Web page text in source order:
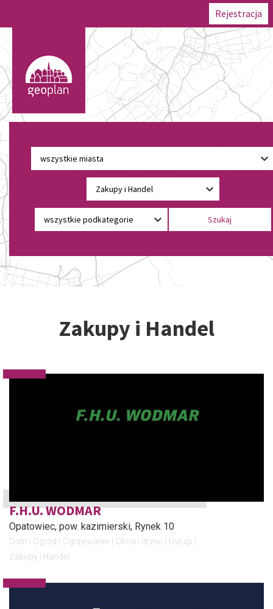
Rejestracja
Zakupy i Handel
F.H.U. WODMAR
Opatowiec, pow. kazimierski, Rynek 10
Dom i Ogród Ogrzewanie Okna i drzwi
Usługi
Zakupy i Handel